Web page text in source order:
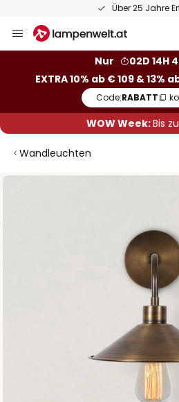
Über 25 Jahre
Inhalt
Nur
02D 14H
EXTRA 10% ab € 109 & 13%
Code:RABATT
WOW Week:Bis
Wandleuchten
Zum